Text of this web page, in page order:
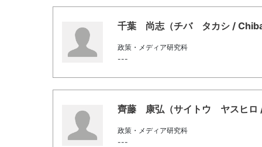
千葉 尚志（チバ タカシ /
政策・メディア研究科
---
齊藤 康弘（サイトウ ヤスヒロ
政策・メディア研究科
---